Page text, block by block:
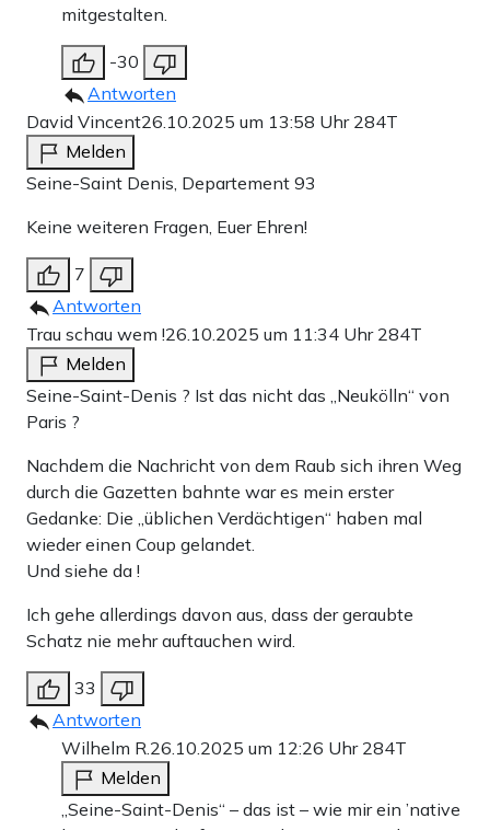
mitgestalten.
-30
Antworten
David Vincent26.10.2025 um 13:58 Uhr 284T
Melden
Seine-Saint Denis, Departement 93
Keine weiteren Fragen, Euer Ehren!
7
Antworten
Trau schau wem !26.10.2025 um 11:34 Uhr 284T
Melden
Seine-Saint-Denis ? Ist das nicht das „Neukölln“ von
Paris ?
Nachdem die Nachricht von dem Raub sich ihren Weg
durch die Gazetten bahnte war es mein erster
Gedanke: Die „üblichen Verdächtigen“ haben mal
wieder einen Coup gelandet.
Und siehe da !
Ich gehe allerdings davon aus, dass der geraubte
Schatz nie mehr auftauchen wird.
33
Antworten
Wilhelm R. 26.10.2025 um 12:26 Uhr 284T
Melden
„Seine-Saint-Denis“ – das ist – wie mir ein ’native